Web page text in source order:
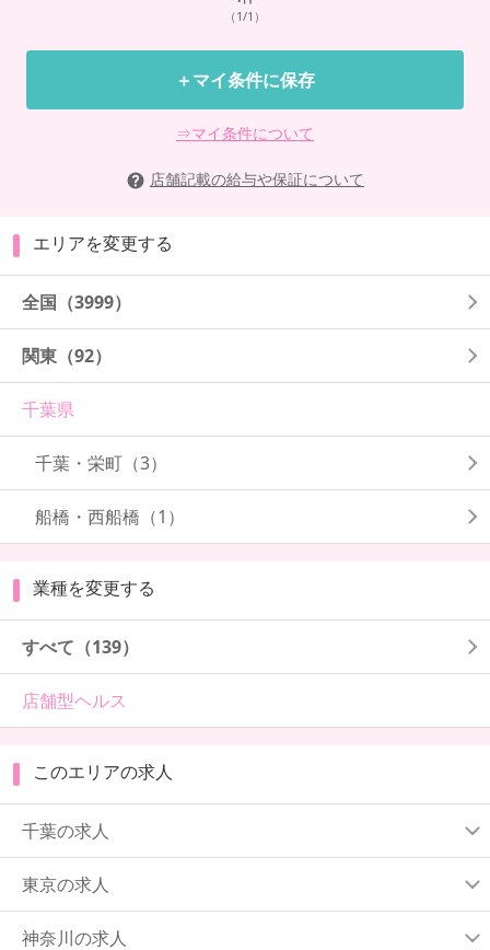
（1/1）
＋マイ条件に保存
⇒マイ条件について
店舗記載の給与や保証について
エリアを変更する
全国 （3999）
関東 （92）
千葉県
千葉・栄町 （3）
船橋・西船橋 （1）
業種を変更する
すべて（139）
店舗型ヘルス
このエリアの求人
千葉の求人
東京の求人
神奈川の求人